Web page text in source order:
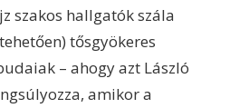
szakos hallgatók szála
tősgyökeres
– ahogy azt László
amikor a